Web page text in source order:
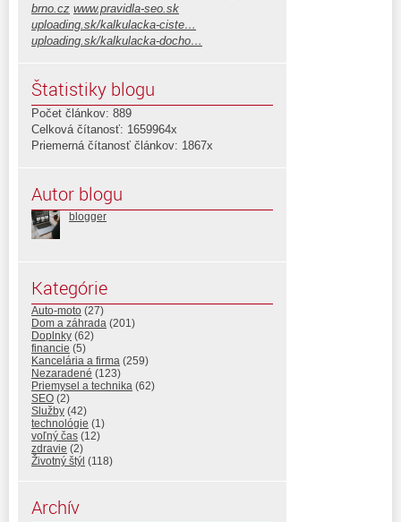
brno.cz www.pravidla-seo.sk
uploading.sk/kalkulacka-ciste…
uploading.sk/kalkulacka-docho…
Štatistiky blogu
Počet článkov: 889
Celková čítanosť: 1659964x
Priemerná čítanosť článkov: 1867x
Autor blogu
blogger
Kategórie
Auto-moto (27)
Dom a záhrada (201)
Doplnky (62)
financie (5)
Kancelária a firma (259)
Nezaradené (123)
Priemysel a technika (62)
SEO (2)
Služby (42)
technológie (1)
voľný čas (12)
zdravie (2)
Životný štýl (118)
Archív